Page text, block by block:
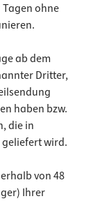
ohne
ab dem
Dritter,
haben bzw.
die in
wird.
von 48
Ihrer